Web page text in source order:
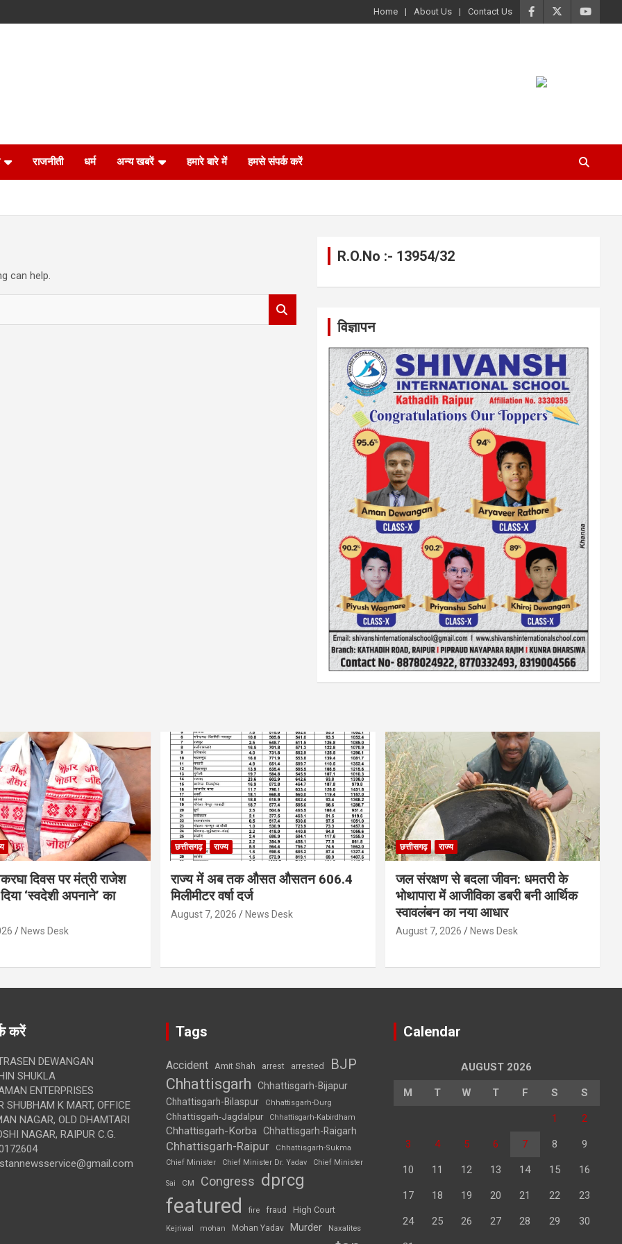
Home About Us Contact Us
राजनीती धर्म अन्य खबरें हमारे बारे में हमसे संपर्क करें
can help.
R.O.No :- 13954/32
विज्ञापन
दिवस पर मंत्री राजेश
‘स्वदेशी अपनाने’ का
News Desk
छत्तीसगढ़ राज्य
राज्य में अब तक औसत औसतन 606.4
मिलीमीटर वर्षा दर्ज
August 7, 2026 News Desk
छत्तीसगढ़ राज्य
जल संरक्षण से बदला जीवन: धमतरी के
भोथापारा में आजीविका डबरी बनी आर्थिक
स्वावलंबन का नया आधार
August 7, 2026 News Desk
करें
DEWANGAN
SHUKLA
ENTERPRISES
SHUBHAM K MART, OFFICE
NAGAR, OLD DHAMTARI
NAGAR, RAIPUR C.G.
Tags
Accident Amit Shah arrest arrested BJP
Chhattisgarh
Chhattisgarh-Bijapur
Chhattisgarh-Bilaspur
Chhattisgarh-Durg
Chhattisgarh-Jagdalpur Chhattisgarh-Kabirdham
Chhattisgarh-Korba Chhattisgarh-Raigarh
Chhattisgarh-Raipur
Chhattisgarh-Sukma
Chief Minister
Chief Minister Dr. Yadav Chief Minister
Sai CM Congress dprcg
featured fire fraud High Court
Kejriwal mohan Mohan Yadav Murder Naxalites
Calendar
AUGUST 2026
M T W T F S S
1 2
3 4 5 6 7 8 9
10 11 12 13 14 15 16
17 18 19 20 21 22 23
24 25 26 27 28 29 30